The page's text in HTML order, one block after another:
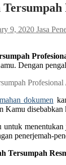
9, 2020 Jasa
Dengan
dokumen
Kamu disebabkan
menentukan
penerjemah-
Tersumpah